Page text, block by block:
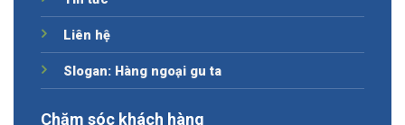
Liên hệ
Slogan: Hàng ngoại gu ta
Chăm sóc khách hàng